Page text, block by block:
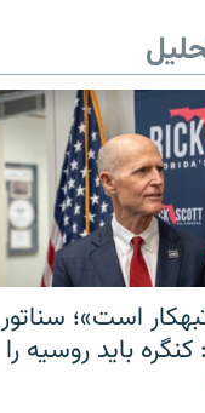
است»؛ سناتور
باید روسیه را